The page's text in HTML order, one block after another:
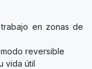
en zonas de
reversible
vida útil